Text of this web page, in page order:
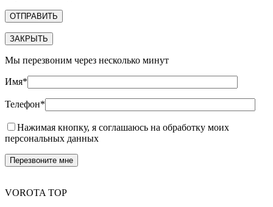
ЗАКРЫТЬ
Мы перезвоним через несколько минут
Имя*
Телефон*
Нажимая кнопку, я соглашаюсь на обработку моих
персональных данных
VOROTA TOP